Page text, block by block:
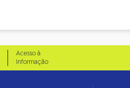
Acesso à
Informação